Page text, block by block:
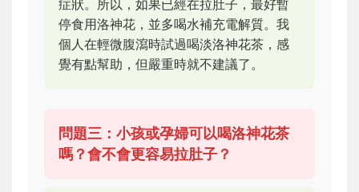
症狀。所以，如果已經在拉肚子，最好暫
停食用洛神花，並多喝水補充電解質。我
個人在輕微腹瀉時試過喝淡洛神花茶，感
覺有點幫助，但嚴重時就不建議了。
問題三：小孩或孕婦可以喝洛神花茶
嗎？會不會更容易拉肚子？